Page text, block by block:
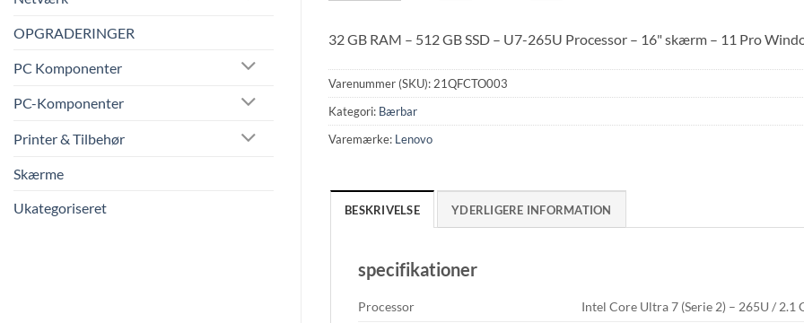
OPGRADERINGER
PC Komponenter
PC-Komponenter
Printer & Tilbehør
Skærme
Ukategoriseret
32 GB RAM – 512 GB SSD – U7-265U Processor – 16" skærm – 11 Pro
Varenummer (SKU): 21QFCTO003
Kategori: Bærbar
Varemærke: Lenovo
BESKRIVELSE YDERLIGERE INFORMATION
specifikationer
Processor
Intel Core Ultra 7 (Serie 2) – 265U / 2.1